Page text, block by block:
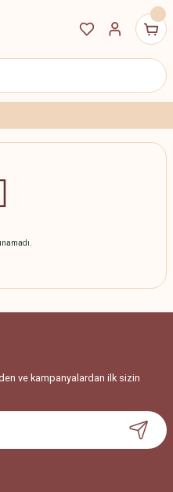
ve kampanyalardan ilk sizin